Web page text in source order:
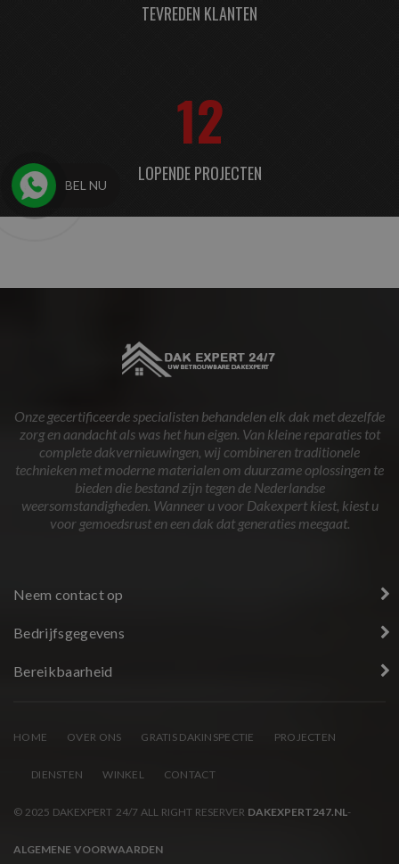
TEVREDEN KLANTEN
12
LOPENDE PROJECTEN
Onze gecertificeerde specialisten behandelen elk dak met dezelfde
zorg en aandacht als was het hun eigen. Van kleine reparaties tot
complete dakvernieuwingen, wij combineren traditionele
technieken met moderne materialen om duurzame oplossingen te
bieden die bestand zijn tegen de Nederlandse
weersomstandigheden. Wanneer u voor Dakexpert kiest, kiest u
voor gemoedsrust en een dak dat generaties meegaat.
Neem contact op
Bedrijfsgegevens
Bereikbaarheid
HOME OVER ONS GRATIS DAKINSPECTIE PROJECTEN
DIENSTEN WINKEL CONTACT
© 2025 DAKEXPERT 24/7 ALL RIGHT RESERVER DAKEXPERT247.NL -
ALGEMENE VOORWAARDEN
BEL NU